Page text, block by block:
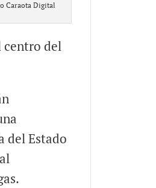
Caraota Digital
centro del
del Estado